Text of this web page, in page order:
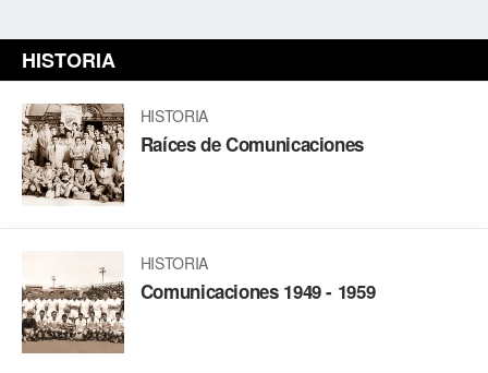
HISTORIA
HISTORIA
Raíces de Comunicaciones
HISTORIA
Comunicaciones 1949 - 1959